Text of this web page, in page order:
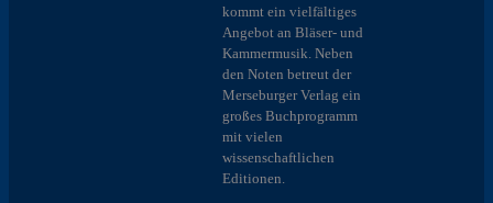
kommt ein vielfältiges
Angebot an Bläser- und
Kammermusik. Neben
den Noten betreut der
Merseburger Verlag ein
großes Buchprogramm
mit vielen
wissenschaftlichen
Editionen.